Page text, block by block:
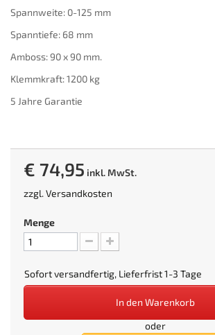
Spannweite: 0-125 mm
Spanntiefe: 68 mm
Amboss: 90 x 90 mm.
Klemmkraft: 1200 kg
5 Jahre Garantie
€ 74,95 inkl. MwSt.
zzgl.Versandkosten
Menge
Sofort versandfertig, Lieferfrist 1-3 Tage
In den Warenkorb
oder